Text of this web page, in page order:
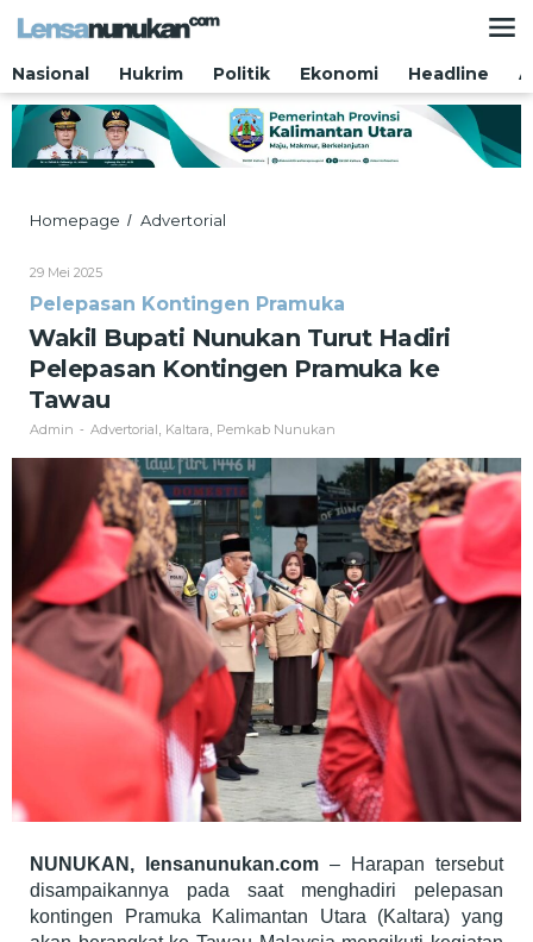
Nasional
Hukrim Politik Ekonomi Headline
Homepage / Advertorial
Hadiri
Pelepasan
Kontingen
Pramuka
29 Mei 2025Oleh
Pelepasan Kontingen Pramuka
Wakil Bupati Nunukan Turut Hadiri
Pelepasan Kontingen Pramuka ke
Tawau
Admin - Advertorial Kaltara Pemkab Nunukan
NUNUKAN, lensanunukan.com – Harapan tersebut
disampaikannya pada saat menghadiri pelepasan
kontingen Pramuka Kalimantan Utara (Kaltara) yang